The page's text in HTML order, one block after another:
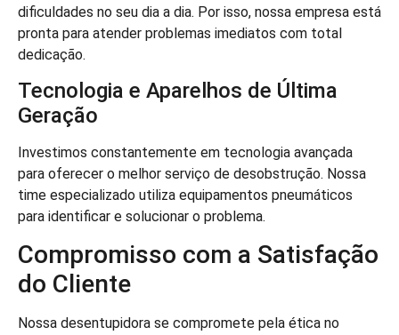
dificuldades no seu dia a dia. Por isso, nossa empresa está
pronta para atender problemas imediatos com total
dedicação.
Tecnologia e Aparelhos de Última
Geração
Investimos constantemente em tecnologia avançada
para oferecer o melhor serviço de desobstrução. Nossa
time especializado utiliza equipamentos pneumáticos
para identificar e solucionar o problema.
Compromisso com a Satisfação
do Cliente
Nossa desentupidora se compromete pela ética no